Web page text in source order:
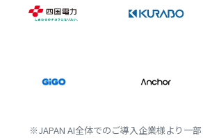
※JAPAN AI全体でのご導入企業様より一